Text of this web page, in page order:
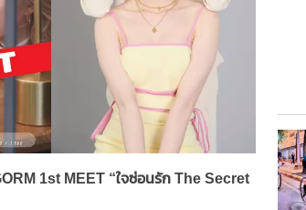
1st MEET “ใจซ่อนรัก The Secret